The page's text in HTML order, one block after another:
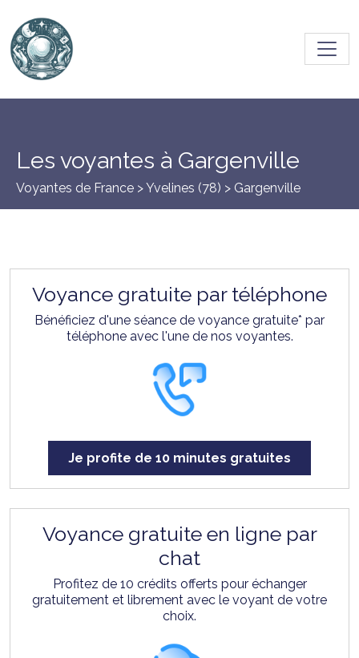
Les voyantes à Gargenville
Voyantes de France >Yvelines (78) > Gargenville
Voyance gratuite par téléphone
Bénéficiez d'une séance de voyance gratuite* par
téléphone avec l'une de nos voyantes.
Je profite de 10 minutes gratuites
Voyance gratuite en ligne par
chat
Profitez de 10 crédits offerts pour échanger
gratuitement et librement avec le voyant de votre
choix.